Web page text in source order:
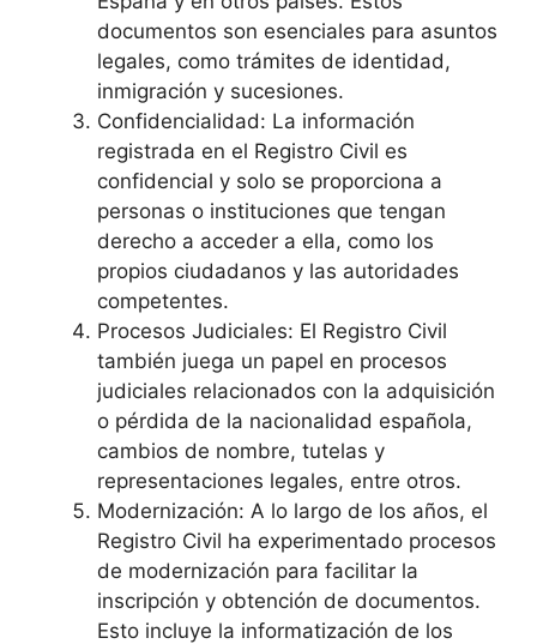
documentos son esenciales para asuntos
legales, como trámites de identidad,
inmigración y sucesiones.
Confidencialidad: La información
registrada en el Registro Civil es
confidencial y solo se proporciona a
personas o instituciones que tengan
derecho a acceder a ella, como los
propios ciudadanos y las autoridades
competentes.
Procesos Judiciales: El Registro Civil
también juega un papel en procesos
judiciales relacionados con la adquisición
o pérdida de la nacionalidad española,
cambios de nombre, tutelas y
representaciones legales, entre otros.
Modernización: A lo largo de los años, el
Registro Civil ha experimentado procesos
de modernización para facilitar la
inscripción y obtención de documentos.
Esto incluye la informatización de los